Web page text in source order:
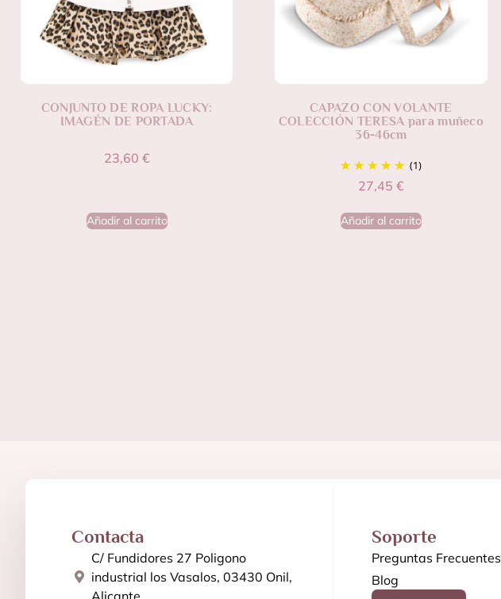
CONJUNTO DE ROPA LUCKY:
IMAGÉN DE PORTADA
23,60 €
Añadir al carrito
CAPAZO CON VOLANTE
COLECCIÓN TERESA para muñeco
36-46cm
(1)
27,45 €
Añadir al carrito
Contacta
C/ Fundidores 27 Poligono
industrial los Vasalos, 03430 Onil,
Alicante
Soporte
Preguntas Frecuentes
Blog